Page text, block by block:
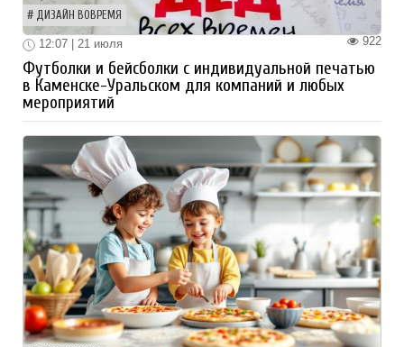
ДИЗАЙН ВОВРЕМЯ
922
12:07 | 21 июля
Футболки и бейсболки с индивидуальной печатью
в Каменске-Уральском для компаний и любых
мероприятий